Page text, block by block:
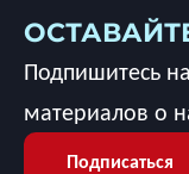
Подпишитесь
материалов о
Подписаться